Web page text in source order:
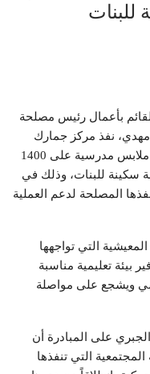
بأعمال رئيس مصلحة
مهدي، نفذ مركز جمارك
الراهدة مبادرة مجتمعية استهدفت توزيع ملابس مدرسية على 1400
سكينة للبنات، وذلك في
المصلحة لدعم العملية
التي تواجهها
بيئة تعليمية مناسبة
ويشجع على مواصلة
على المبادرة أن
التي تنفذها